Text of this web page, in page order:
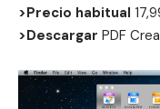
>Precio habitual
>Descargar PDF